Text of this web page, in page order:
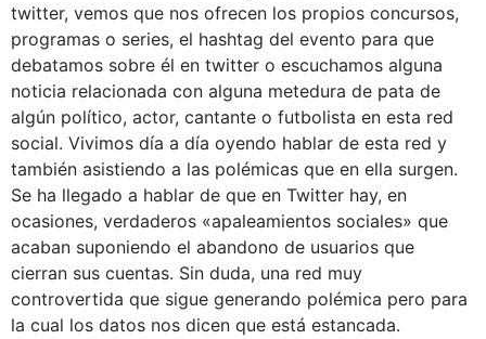
twitter, vemos que nos ofrecen los propios concursos,
programas o series, el hashtag del evento para que
debatamos sobre él en twitter o escuchamos alguna
noticia relacionada con alguna metedura de pata de
algún político, actor, cantante o futbolista en esta red
social. Vivimos día a día oyendo hablar de esta red y
también asistiendo a las polémicas que en ella surgen.
Se ha llegado a hablar de que en Twitter hay, en
ocasiones, verdaderos «apaleamientos sociales» que
acaban suponiendo el abandono de usuarios que
cierran sus cuentas. Sin duda, una red muy
controvertida que sigue generando polémica pero para
la cual los datos nos dicen que está estancada.